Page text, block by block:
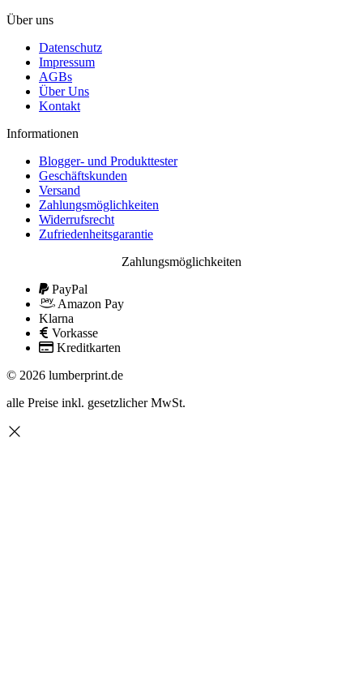
Über uns
Datenschutz
Impressum
AGBs
Über Uns
Kontakt
Informationen
Blogger- und Produkttester
Geschäftskunden
Versand
Zahlungsmöglichkeiten
Widerrufsrecht
Zufriedenheitsgarantie
Zahlungsmöglichkeiten
PayPal
Amazon Pay
Klarna
Vorkasse
Kreditkarten
© 2026 lumberprint.de
alle Preise inkl. gesetzlicher MwSt.